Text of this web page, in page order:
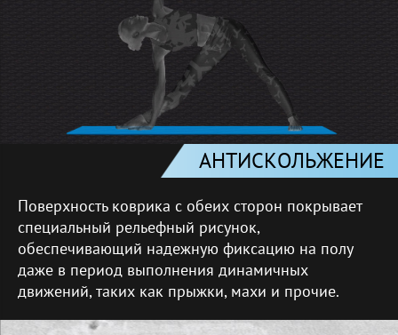
АНТИСКОЛЬЖЕНИЕ
Поверхность коврика с обеих сторон покрывает
специальный рельефный рисунок,
обеспечивающий надежную фиксацию на полу
даже в период выполнения динамичных
движений, таких как прыжки, махи и прочие.